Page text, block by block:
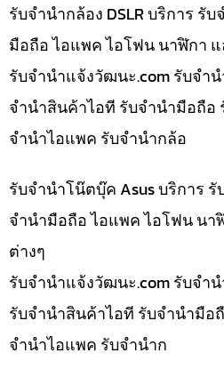
รับจำนำกล้อง DSLR บริการ รั
มือถือ ไอแพค ไอโฟน นาฬิกา
รับจํานําแจ้งวัฒนะ.com รับจำน
จำนำสินค้าไอที รับจำนำมือถือ
จำนำไอแพค รับจำนำกล้อ
รับจำนำโน๊ตบุ๊ค Asus บริการ
จำนำมือถือ ไอแพค ไอโฟน นา
ต่างๆ
รับจํานําแจ้งวัฒนะ.com รับจำ
รับจำนำสินค้าไอที รับจำนำมือ
จำนำไอแพค รับจำนำก